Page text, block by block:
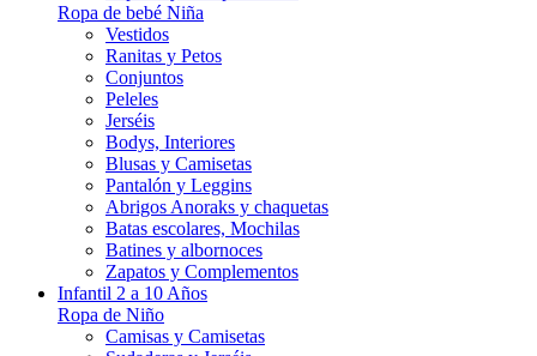
Ropa de bebé Niña
Vestidos
Ranitas y Petos
Conjuntos
Peleles
Jerséis
Bodys, Interiores
Blusas y Camisetas
Pantalón y Leggins
Abrigos Anoraks y chaquetas
Batas escolares, Mochilas
Batines y albornoces
Zapatos y Complementos
Infantil 2 a 10 Años
Ropa de Niño
Camisas y Camisetas